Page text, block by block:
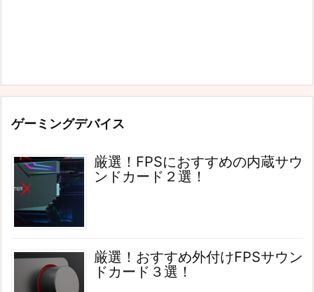
ゲーミングデバイス
厳選！FPSにおすすめの内蔵サウ
ンドカード２選！
厳選！おすすめ外付けFPSサウン
ドカード３選！